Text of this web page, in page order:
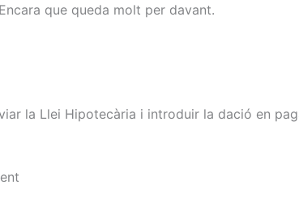
que queda molt per davant.
la Llei Hipotecària i introduir la dació en